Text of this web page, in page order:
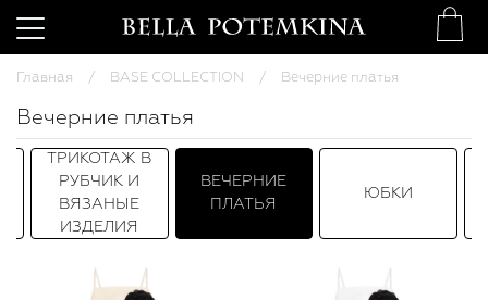
Главная BASE COLLECTION Вечерние платья
Вечерние платья
ТРИКОТАЖ В
РУБЧИК И
ВЯЗАНЫЕ
ИЗДЕЛИЯ
ВЕЧЕРНИЕ
ПЛАТЬЯ
ЮБКИ